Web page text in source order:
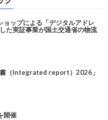
ョップによる「デジタルアドレ
た実証事業が国土交通省の物流
書（Integrated report）2026」
開催